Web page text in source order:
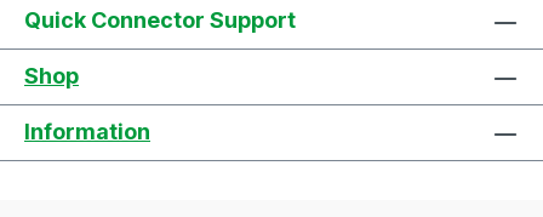
Quick Connector Support
Shop
Information